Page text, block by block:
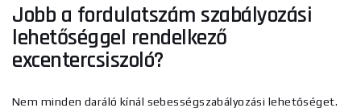
Jobb a fordulatszám szabályozási
lehetőséggel rendelkező
excentercsiszoló?
Nem minden daráló kínál sebességszabályozási lehetőséget.